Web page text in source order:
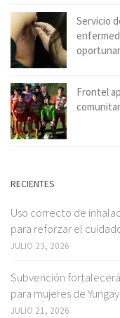
Servicio
Frontel
RECIENTES
Uso correcto de
para reforzar el
JULIO 23, 2026
Subvención
para mujeres de Yungay
JULIO 21, 2026